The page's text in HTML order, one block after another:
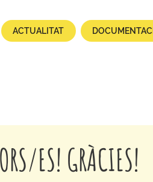
ACTUALITAT
ES! GRÀCIES!